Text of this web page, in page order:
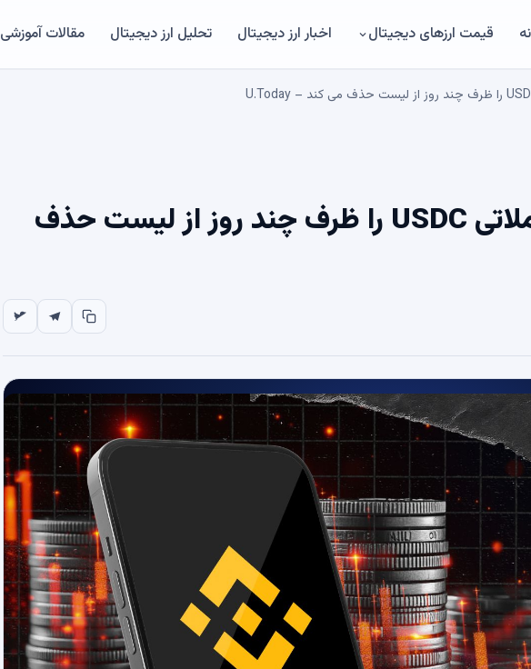
قیمت ارزهای دیجیتال اخبار ارز دیجیتال تحلیل ارز دیجیتال مقالات آموزشی
بایننس چهار جفت معاملاتی USDC را ظرف چند روز از لیست حذف